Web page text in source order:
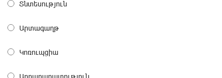
մահվան մասին
Տնտեսություն
Արտագաղթ
Կոռուպցիա
Արդարադատություն